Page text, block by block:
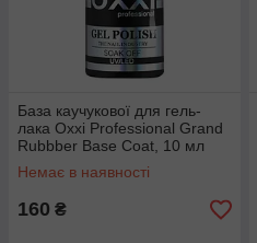
База каучукової для гель-
лака Oxxi Professional Grand
Rubbber Base Coat, 10 мл
Немає в наявності
160 ₴